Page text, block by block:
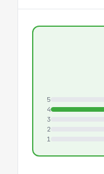
5
4
3
2
1